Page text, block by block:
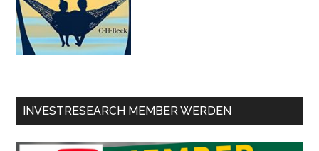
INVESTRESEARCH MEMBER WERDEN